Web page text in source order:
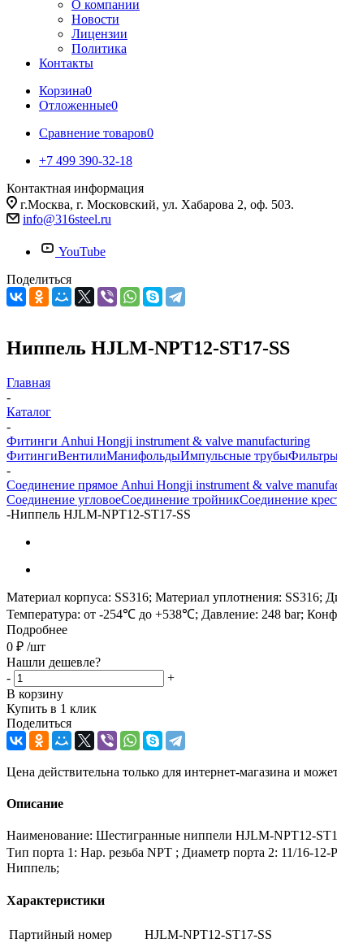
О компании
Новости
Лицензии
Политика
Контакты
Корзина0
Отложенные0
Сравнение товаров0
+7 499 390-32-18
Контактная информация
г.Москва, г. Московский, ул. Хабарова 2, оф. 503.
info@316steel.ru
YouTube
Поделиться
Ниппель HJLM-NPT12-ST17-SS
Главная
-
Каталог
-
Фитинги Anhui Hongji instrument & valve manufacturing
ФитингиВентилиМанифольдыИмпульсные трубы
-
Соединение прямое Anhui Hongji instrument & valve
Соединение угловоеСоединение тройникСоединение
-Ниппель HJLM-NPT12-ST17-SS
Материал корпуса: SS316; Материал уплотнения: SS316;
Температура: от -254℃ до +538℃; Давление: 248 bar;
Подробнее
0 ₽ /шт
Нашли дешевле?
-
+
В корзину
Купить в 1 клик
Поделиться
Цена действительна только для интернет-магазина и
Описание
Наименование: Шестигранные ниппели HJLM-NPT12-
Тип порта 1: Нар. резьба NPT ; Диаметр порта 2: 11/16-
Ниппель;
Характеристики
Партийный номер HJLM-NPT12-ST17-SS